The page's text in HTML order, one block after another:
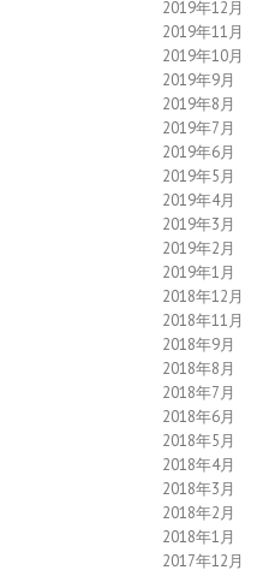
2019年12月
2019年11月
2019年10月
2019年9月
2019年8月
2019年7月
2019年6月
2019年5月
2019年4月
2019年3月
2019年2月
2019年1月
2018年12月
2018年11月
2018年9月
2018年8月
2018年7月
2018年6月
2018年5月
2018年4月
2018年3月
2018年2月
2018年1月
2017年12月